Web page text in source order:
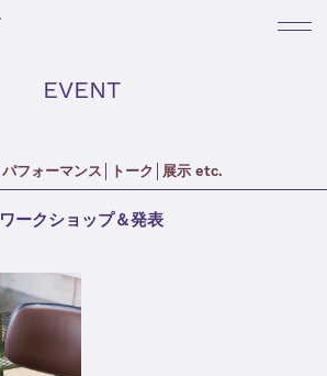
EVENT
パフォーマンス トーク 展示 etc.
ワークショップ＆発表